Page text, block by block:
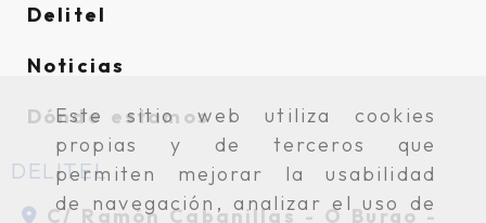
Este sitio web utiliza cookies
propias y de terceros que
permiten mejorar la usabilidad
de navegación, analizar el uso de
Delitel
Noticias
Dónde estamos
DELITEL
C/ Ramón Cabanillas - O Burgo -